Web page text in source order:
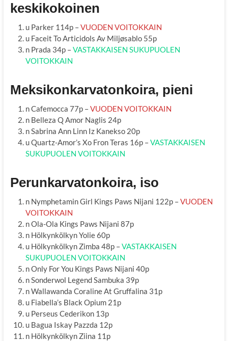
keskikokoinen
u Parker 114p –VUODEN VOITOKKAIN
u Faceit To Articidols Av Miljøsablo 55p
n Prada 34p –VASTAKKAISEN SUKUPUOLEN
VOITOKKAIN
Meksikonkarvatonkoira, pieni
n Cafemocca 77p –VUODEN VOITOKKAIN
n Belleza Q Amor Naglis 24p
n Sabrina Ann Linn Iz Kanekso 20p
u Quartz-Amor’s Xo Fron Teras 16p –VASTAKKAISEN
SUKUPUOLEN VOITOKKAIN
Perunkarvatonkoira, iso
n Nymphetamin Girl Kings Paws Nijani 122p –VUODEN
VOITOKKAIN
n Ola-Ola Kings Paws Nijani 87p
n Hölkynkölkyn Yolie 60p
u Hölkynkölkyn Zimba 48p –VASTAKKAISEN
SUKUPUOLEN VOITOKKAIN
n Only For You Kings Paws Nijani 40p
n Sonderwol Legend Sambuka 39p
n Wallawanda Coraline At Gruffalina 31p
u Fiabella’s Black Opium 21p
u Perseus Cederikon 13p
u Bagua Iskay Pazzda 12p
n Hölkynkölkyn Ziina 11p